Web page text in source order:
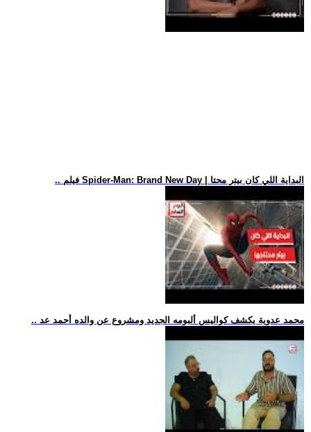
.. فيلم Spider-Man: Brand New Day | البداية اللي كان بيتر محتا
.. محمد عدوية يكشف كواليس ألبومه الجديد ومشروع عن والده أحمد عد